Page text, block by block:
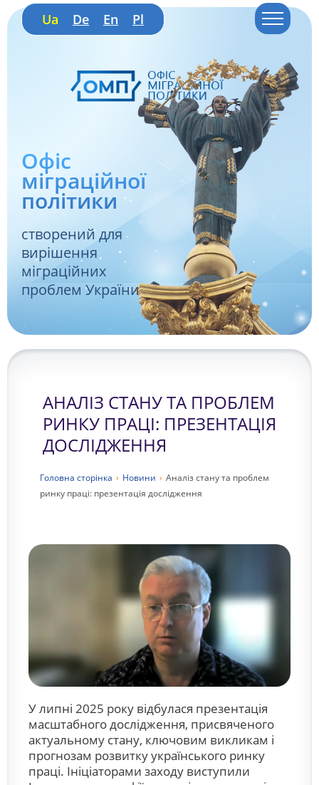
Ua De En Pl
Офіс
міграційної
політики
створений для
вирішення
міграційних
проблем України
АНАЛІЗ СТАНУ ТА ПРОБЛЕМ
РИНКУ ПРАЦІ: ПРЕЗЕНТАЦІЯ
ДОСЛІДЖЕННЯ
Головна сторiнка › Новини › Аналіз стану та проблем
ринку праці: презентація дослідження
У липні 2025 року відбулася презентація
масштабного дослідження, присвяченого
актуальному стану, ключовим викликам і
прогнозам розвитку українського ринку
праці. Ініціаторами заходу виступили